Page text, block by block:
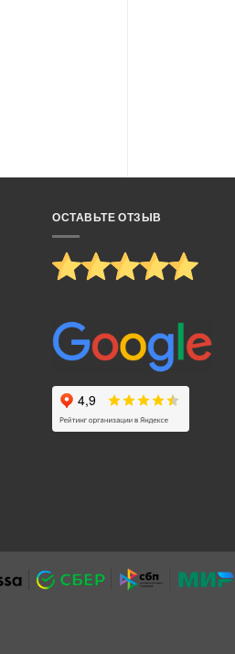
ОСТАВЬТЕ ОТЗЫВ